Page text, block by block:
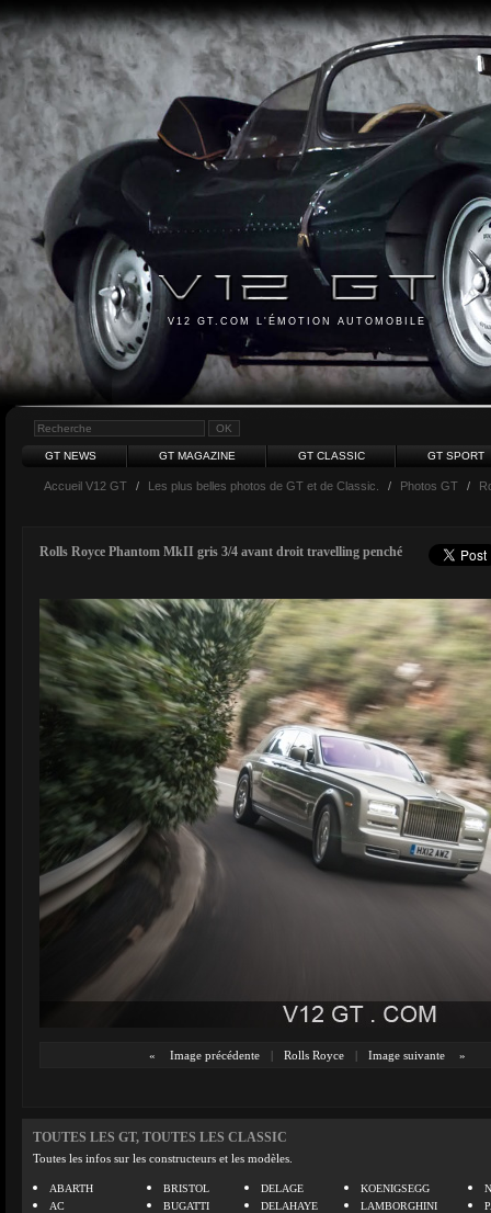
V12 GT.COM L'ÉMOTION AUTOMOBILE
GT NEWS GT MAGAZINE GT CLASSIC GT SPORT
Accueil V12 GT / Les plus belles photos de GT et de Classic. / Photos GT /
Rolls Royce Phantom MkII gris 3/4 avant droit travelling penché
« Image précédente | Rolls Royce | Image suivante »
TOUTES LES GT, TOUTES LES CLASSIC
Toutes les infos sur les constructeurs et les modèles.
ABARTH
AC
BRISTOL
BUGATTI
DELAGE
DELAHAYE
KOENIGSEGG
LAMBORGHINI